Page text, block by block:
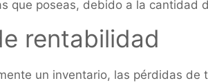
que poseas, debido a la cantidad
rentabilidad
un inventario, las pérdidas de